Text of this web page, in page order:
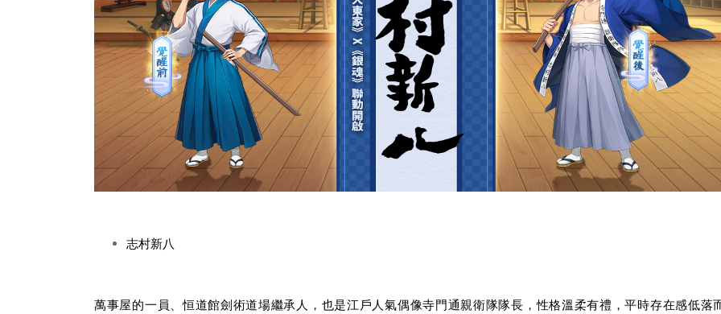
志村新八
萬事屋的一員、恒道館劍術道場繼承人，也是江戶人氣偶像寺門通親衛隊隊長，性格溫柔有禮，平時存在感低落